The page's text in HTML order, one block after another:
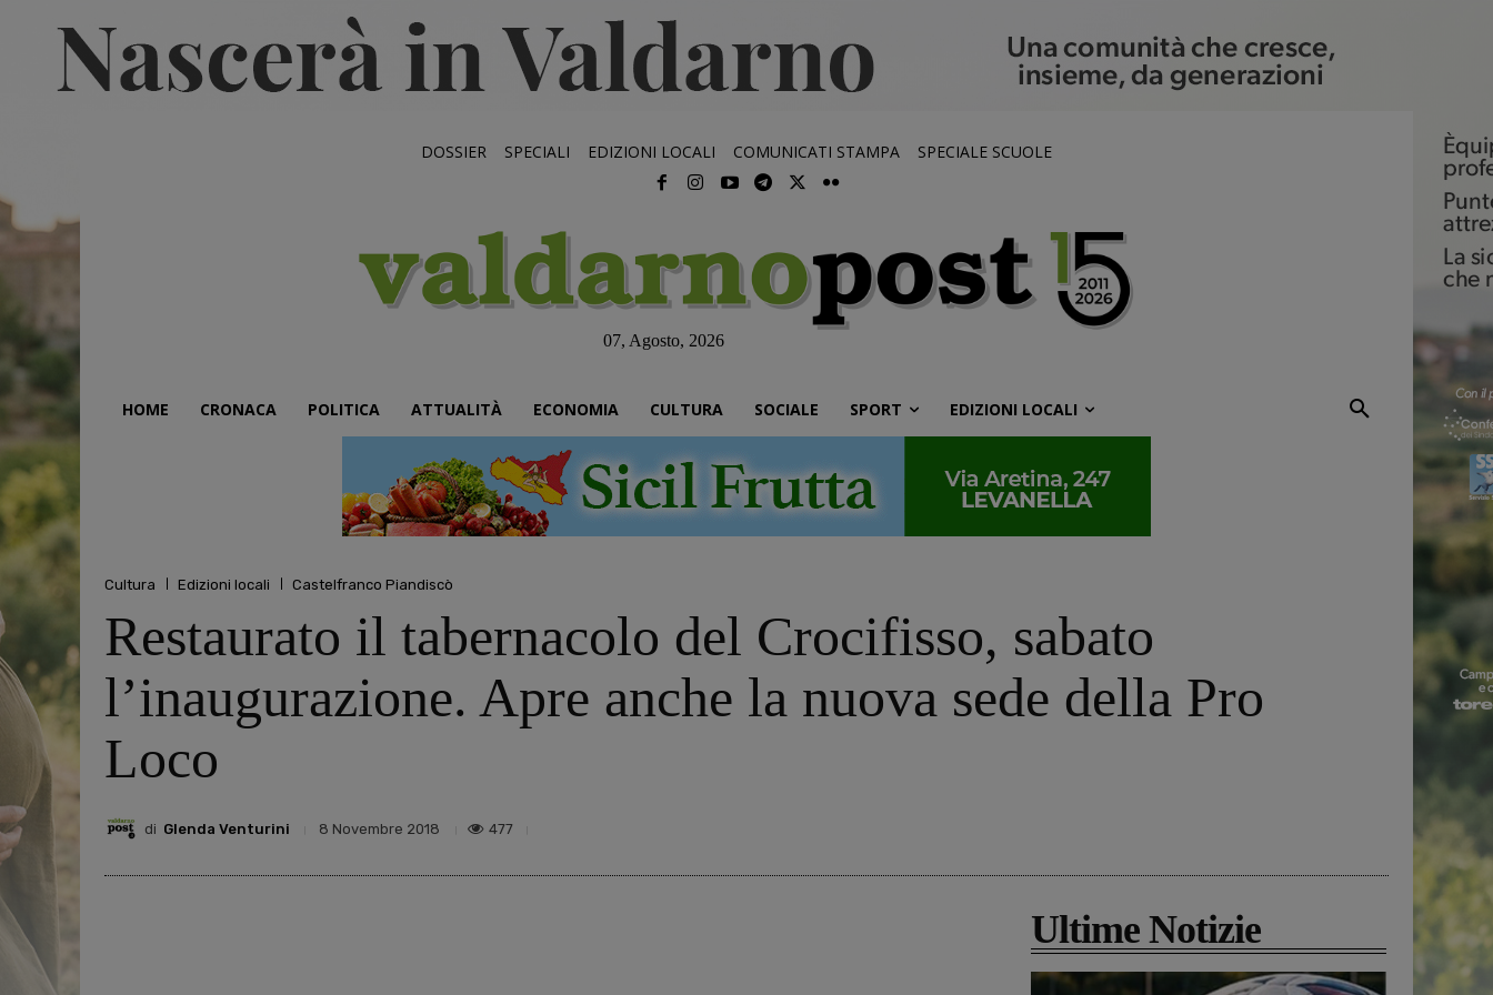
DOSSIER SPECIALI EDIZIONI LOCALI COMUNICATI STAMPA SPECIALE SCUOLE
07, Agosto, 2026
HOME CRONACA POLITICA ATTUALITÀ ECONOMIA CULTURA SOCIALE SPORT EDIZIONI LOCALI
Cultura Edizioni locali Castelfranco Piandiscò
Restaurato il tabernacolo del Crocifisso, sabato
l’inaugurazione. Apre anche la nuova sede della Pro
Loco
di Glenda Venturini 8 Novembre 2018 477
Ultime Notizie